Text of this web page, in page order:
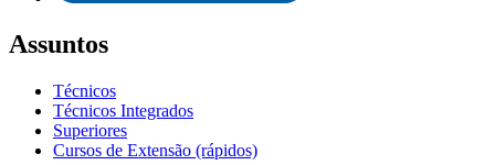
Assuntos
Técnicos
Técnicos Integrados
Superiores
Cursos de Extensão (rápidos)